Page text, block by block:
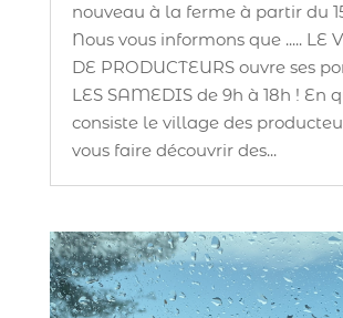
nouveau à la ferme à partir du
Nous vous informons que ..... LE
DE PRODUCTEURS ouvre ses
LES SAMEDIS de 9h à 18h ! En
consiste le village des
vous faire découvrir des...